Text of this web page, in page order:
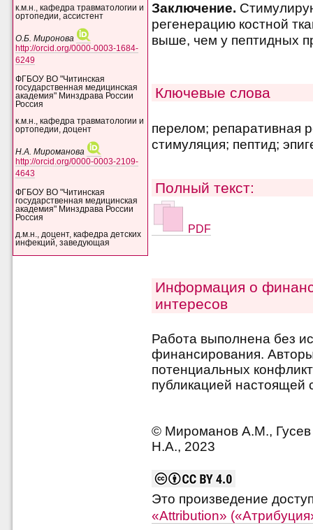
к.м.н., кафедра травматологии и
ортопедии, ассистент
О.Б. Миронова
http://orcid.org/0000-0003-1684-
6249
ФГБОУ ВО "Читинская
государственная медицинская
академия" Минздрава России
Россия
к.м.н., кафедра травматологии и
ортопедии, доцент
Н.А. Мироманова
http://orcid.org/0000-0003-2109-
4643
ФГБОУ ВО "Читинская
государственная медицинская
академия" Минздрава России
Россия
д.м.н., доцент, кафедра детских
инфекций, заведующая
Заключение.
регенерацию костной
выше, чем у пептидных
Ключевые слова
перелом; репаративная
стимуляция; пептид;
Полный текст:
PDF
Информация о
интересов
Работа выполнена без
финансирования.
потенциальных
публикацией настоящей
© Мироманов А.М.,
Н.А., 2023
Это произведение
«Attribution»